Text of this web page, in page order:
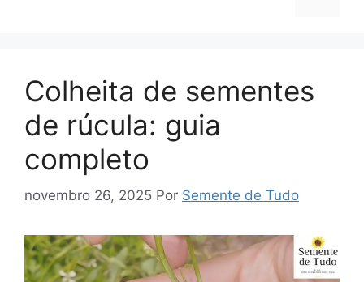
Colheita de sementes
de rúcula: guia
completo
novembro 26, 2025 Por Semente de Tudo